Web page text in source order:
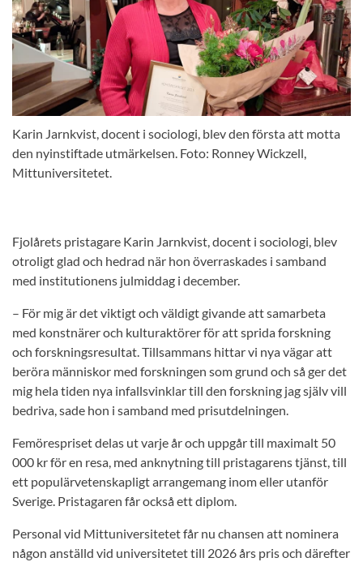
Karin Jarnkvist, docent i sociologi, blev den första att motta
den nyinstiftade utmärkelsen. Foto: Ronney Wickzell,
Mittuniversitetet.
Fjolårets pristagare Karin Jarnkvist, docent i sociologi, blev
otroligt glad och hedrad när hon överraskades i samband
med institutionens julmiddag i december.
– För mig är det viktigt och väldigt givande att samarbeta
med konstnärer och kulturaktörer för att sprida forskning
och forskningsresultat. Tillsammans hittar vi nya vägar att
beröra människor med forskningen som grund och så ger det
mig hela tiden nya infallsvinklar till den forskning jag själv vill
bedriva, sade hon i samband med prisutdelningen.
Femörespriset delas ut varje år och uppgår till maximalt 50
000 kr för en resa, med anknytning till pristagarens tjänst, till
ett populärvetenskapligt arrangemang inom eller utanför
Sverige. Pristagaren får också ett diplom.
Personal vid Mittuniversitetet får nu chansen att nominera
någon anställd vid universitetet till 2026 års pris och därefter